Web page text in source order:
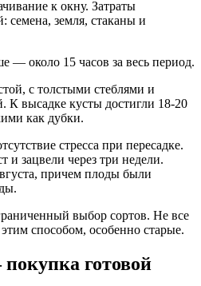
к окну. Затраты
семена, земля, стаканы и
— около 15 часов за весь период.
с толстыми стеблями и
К высадке кусты достигли 18-20
как дубки.
стресса при пересадке.
и зацвели через три недели.
причем плоды были
выбор сортов. Не все
способом, особенно старые.
готовой